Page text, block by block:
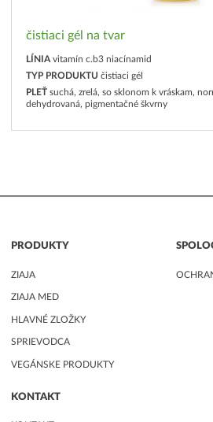
čistiaci gél na tvar
LÍNIA vitamín c.b3 niacínamid
TYP PRODUKTU čistiaci gél
PLEŤ suchá, zrelá, so sklonom k vráskam,
dehydrovaná, pigmentačné škvrny
PRODUKTY
ZIAJA
ZIAJA MED
HLAVNÉ ZLOŽKY
SPRIEVODCA
VEGÁNSKE PRODUKTY
KONTAKT